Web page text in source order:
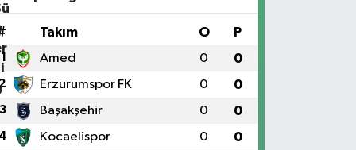
Takım O P
1 Amed 0 0
Erzurumspor FK 0 0
3 Başakşehir 0 0
Kocaelispor 0 0